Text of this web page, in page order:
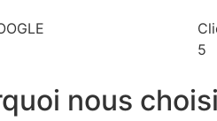
5
nous